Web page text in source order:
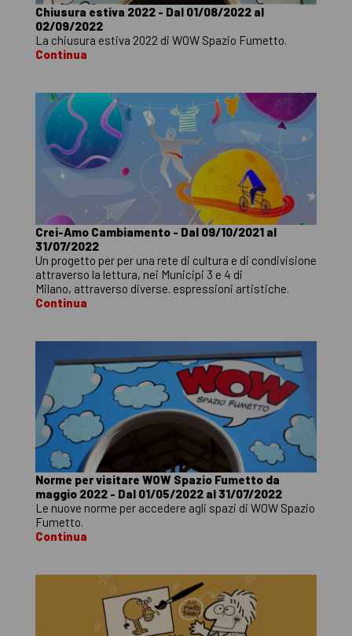
Chiusura estiva 2022 - Dal 01/08/2022 al
02/09/2022
La chiusura estiva 2022 di WOW Spazio Fumetto.
Continua
Crei-Amo Cambiamento - Dal 09/10/2021 al
31/07/2022
Un progetto per per una rete di cultura e di condivisione
attraverso la lettura, nei Municipi 3 e 4 di
Milano, attraverso diverse. espressioni artistiche.
Continua
Norme per visitare WOW Spazio Fumetto da
maggio 2022 - Dal 01/05/2022 al 31/07/2022
Le nuove norme per accedere agli spazi di WOW Spazio
Fumetto.
Continua